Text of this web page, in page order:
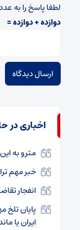
لطفا پاسخ را به
دوازده + دوازده =
اخباری در
مترو به
خبر مهم
انفجار
پایان تلخ
ایران یا